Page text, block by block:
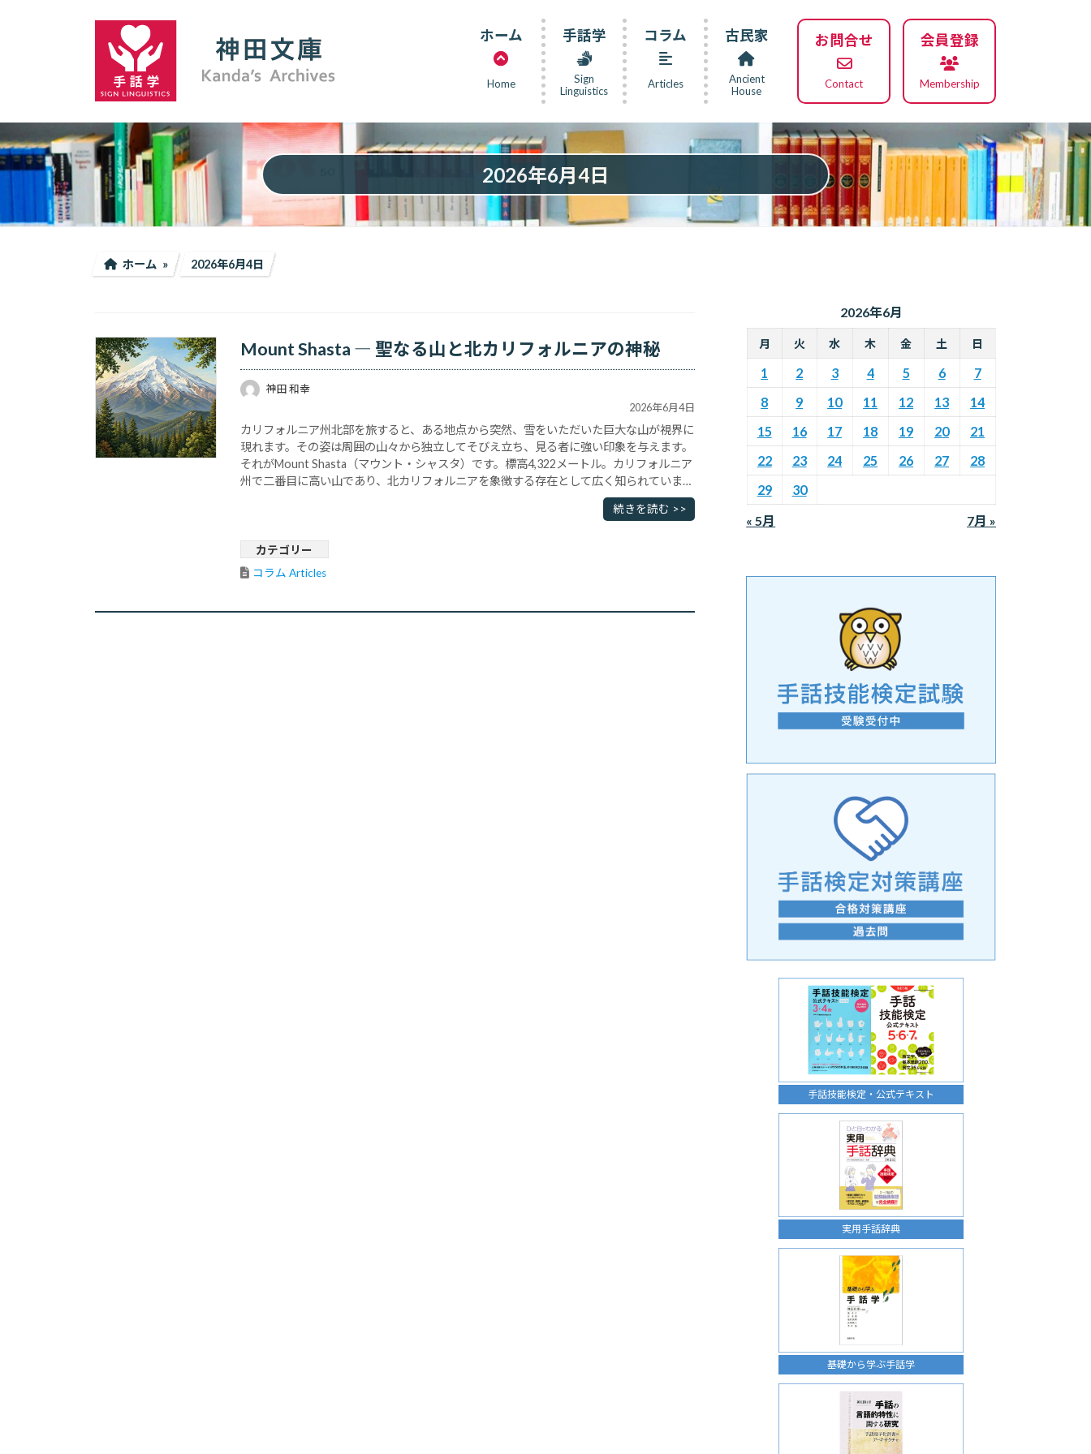
ス
キ
ッ
ン
に
移
ホーム
Home
手話学
Sign
Linguistics
コラム
Articles
古民家
Ancient
House
お問合せ
Contact
会員登録
Membership
2026年6月4日
ホーム 2026年6月4日
Mount Shasta ― 聖なる山と北カリフォルニアの神秘
神田 和幸
2026年6月4日
カリフォルニア州北部を旅すると、ある地点から突然、雪をいただいた巨大な山が視界に
現れます。その姿は周囲の山々から独立してそびえ立ち、見る者に強い印象を与えます。
それがMount Shasta（マウント・シャスタ）です。標高4,322メートル。カリフォルニア
州で二番目に高い山であり、北カリフォルニアを象徴する存在として広く知られていま
す。 サンフランシスコから州間高速道路5号線を北へ向かうと、何十キ･･･
続きを読む >>
カテゴリー
コラム Articles
2026年6月
月 火 水 木 金 土 日
1 2 3 4 5 6
7
8
9 10 11 12 13
14
15
16 17 18 19 20
21
22
23 24 25 26 27
28
29
30
« 5月
7月 »
手話の言語学的特性に関する研究
手話技能検定・公式テキスト
実用手話辞典
基礎から学ぶ手話学